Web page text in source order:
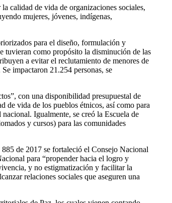
calidad de vida de organizaciones sociales,
mujeres, jóvenes, indígenas,
para el diseño, formulación y
tuvieran como propósito la disminución de las
a evitar el reclutamiento de menores de
impactaron 21.254 personas, se
con una disponibilidad presupuestal de
de vida de los pueblos étnicos, así como para
Igualmente, se creó la Escuela de
y cursos) para las comunidades
de 2017 se fortaleció el Consejo Nacional
para “propender hacia el logro y
y no estigmatización y facilitar la
relaciones sociales que aseguren una